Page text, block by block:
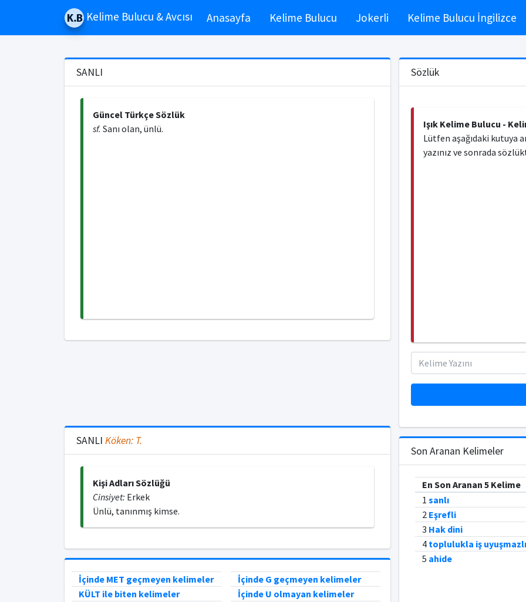
Kelime Bulucu & Avcısı Anasayfa Kelime Bulucu Jokerli Kelime Bulucu İngilizce
SANLI
Güncel Türkçe Sözlük
sf. Sanı olan, ünlü.
SANLI Köken:T.
Kişi Adları Sözlüğü
Cinsiyet: Erkek
Ünlü, tanınmış kimse.
İçinde MET geçmeyen kelimeler
KÜLT ile biten kelimeler
İçinde G geçmeyen kelimeler
İçinde U olmayan kelimeler
Sözlük
Işık Kelime Bulucu -
Lütfen aşağıdaki kutuya
yazınız ve sonrada
Son Aranan Kelimeler
En Son Aranan 5 Kelime
1 sanlı
2 Eşrefli
3 Hak dini
4 toplulukla iş
5 ahide